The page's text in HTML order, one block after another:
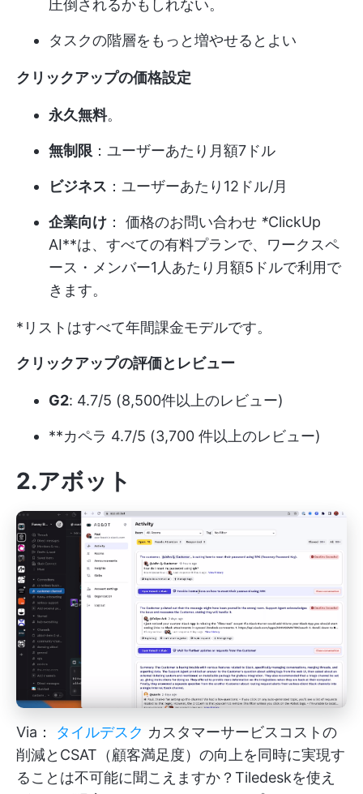
圧倒されるかもしれない。
タスクの階層をもっと増やせるとよい
クリックアップの価格設定
永久無料。
無制限 ：ユーザーあたり月額7ドル
ビジネス ：ユーザーあたり12ドル/月
企業向け ： 価格のお問い合わせ *ClickUp
AI**は、すべての有料プランで、ワークスペ
ース・メンバー1人あたり月額5ドルで利用で
きます。
*リストはすべて年間課金モデルです。
クリックアップの評価とレビュー
G2: 4.7/5 (8,500件以上のレビュー)
**カペラ 4.7/5 (3,700 件以上のレビュー)
2.アボット
Via： タイルデスク カスタマーサービスコストの
削減とCSAT（顧客満足度）の向上を同時に実現す
ることは不可能に聞こえますか？Tiledeskを使え